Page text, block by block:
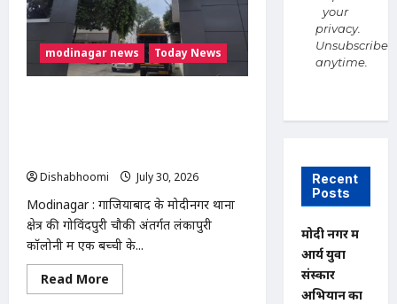
लगने
से
मौत,
रोरी
गांव
के
का
साया
modinagar news Today News
Dishabhoomi
July 30, 2026
Modinagar : गाजियाबाद के मोदीनगर थाना
क्षेत्र की गोविंदपुरी चौकी अंतर्गत लंकापुरी
कॉलोनी में एक बच्ची के...
Read More
more
your
privacy.
Unsubscribe
anytime.
Recent
Posts
मोदी नगर में
आर्य युवा
संस्कार
अभियान का